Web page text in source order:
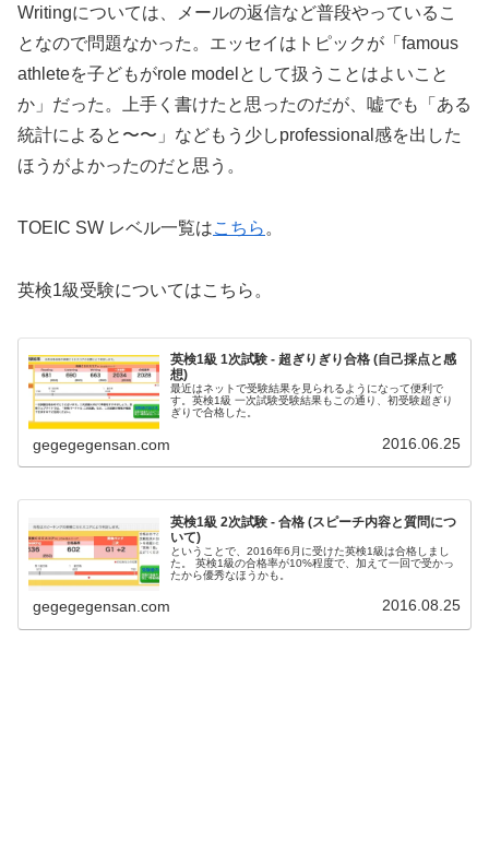
Writingについては、メールの返信など普段やっているこ
となので問題なかった。エッセイはトピックが「famous
athleteを子どもがrole modelとして扱うことはよいこと
か」だった。上手く書けたと思ったのだが、嘘でも「ある
統計によると〜〜」などもう少しprofessional感を出した
ほうがよかったのだと思う。
TOEIC SW レベル一覧はこちら 。
英検1級受験についてはこちら。
英検1級 1次試験 - 超ぎりぎり合格 (自己採点と感
想)
最近はネットで受験結果を見られるようになって便利で
す。英検1級 一次試験受験結果もこの通り、初受験超ぎり
ぎりで合格した。
gegegegensan.com 2016.06.25
英検1級 2次試験 - 合格 (スピーチ内容と質問につ
いて)
ということで、2016年6月に受けた英検1級は合格しまし
た。 英検1級の合格率が10%程度で、加えて一回で受かっ
たから優秀なほうかも。
gegegegensan.com 2016.08.25